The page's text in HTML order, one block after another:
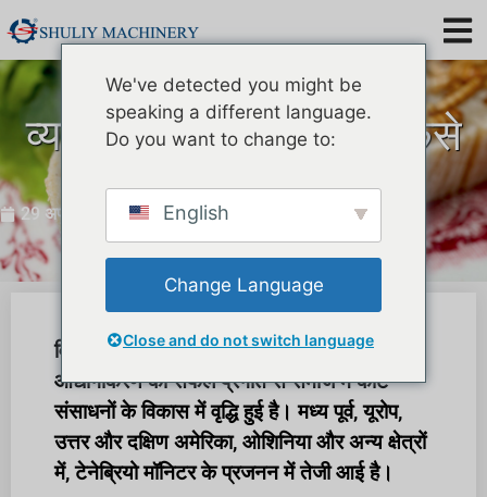
व्यावसायिक मीलवर्म फार्म कैसे
शुरू करें?
29 अप्रैल, 2022
विशेष रूप से हाल के वर्षों में, मीलवर्म लार्वा संसाधनों के
औद्योगीकरण की सफल प्रगति से समाज में कीट
संसाधनों के विकास में वृद्धि हुई है। मध्य पूर्व, यूरोप,
उत्तर और दक्षिण अमेरिका, ओशिनिया और अन्य क्षेत्रों
में, टेनेब्रियो मॉनिटर के प्रजनन में तेजी आई है।
We've detected you might be
speaking a different language.
Do you want to change to:
English
Change Language
Close and do not switch language